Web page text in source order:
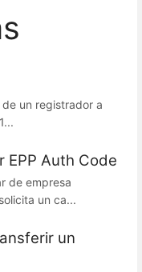
un registrador a
EPP Auth Code
de empresa
un ca...
un